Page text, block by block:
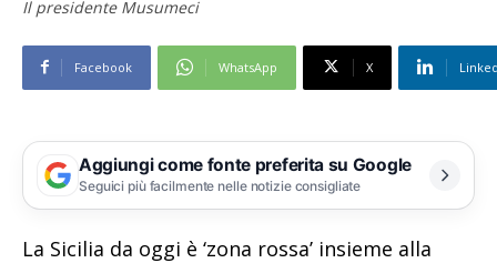
Il presidente Musumeci
Facebook WhatsApp X
Aggiungi come fonte preferita su Google
Seguici più facilmente nelle notizie consigliate
La Sicilia da oggi è ‘zona rossa’ insieme alla